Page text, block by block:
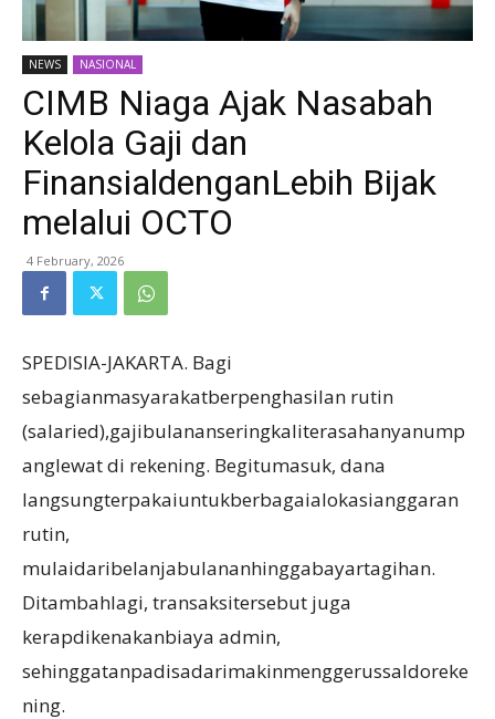
NEWS NASIONAL
CIMB Niaga Ajak Nasabah
Kelola Gaji dan
FinansialdenganLebih Bijak
melalui OCTO
4 February, 2026
SPEDISIA-JAKARTA. Bagi
sebagianmasyarakatberpenghasilan rutin
(salaried),gajibulananseringkaliterasahanyanump
anglewat di rekening. Begitumasuk, dana
langsungterpakaiuntukberbagaialokasianggaran
rutin,
mulaidaribelanjabulananhinggabayartagihan.
Ditambahlagi, transaksitersebut juga
kerapdikenakanbiaya admin,
sehinggatanpadisadarimakinmenggerussaldoreke
ning.